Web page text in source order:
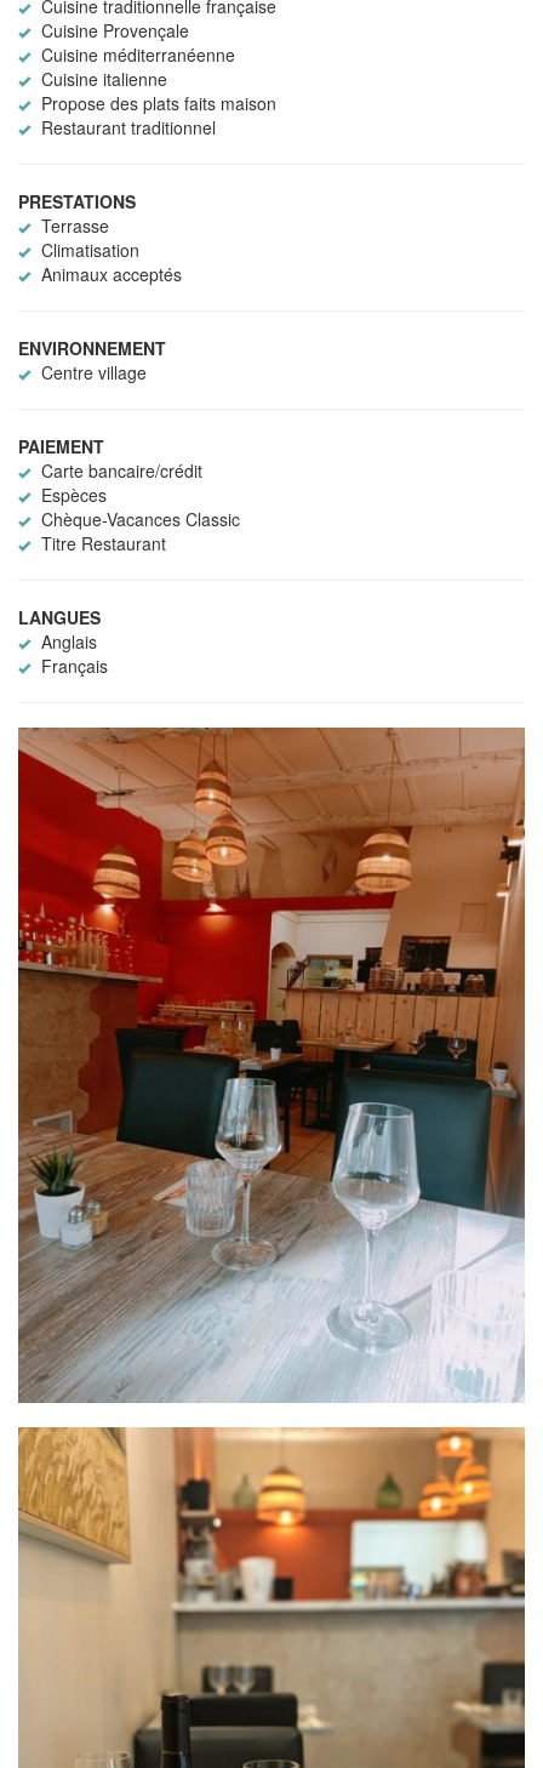
Cuisine traditionnelle française
Cuisine Provençale
Cuisine méditerranéenne
Cuisine italienne
Propose des plats faits maison
Restaurant traditionnel
PRESTATIONS
Terrasse
Climatisation
Animaux acceptés
ENVIRONNEMENT
Centre village
PAIEMENT
Carte bancaire/crédit
Espèces
Chèque-Vacances Classic
Titre Restaurant
LANGUES
Anglais
Français